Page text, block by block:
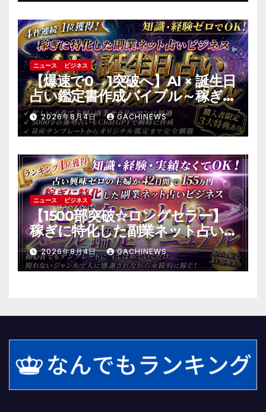
ニュース ビジネス
【爆速で0→1突破へ】AI × 誕生日
占い鑑定書作成バイブル～稼ぎ
に特化した副業ネット占いビジ
ネス
2026年8月4日 GACHINEWS
ニュース ビジネス
【1500部突破☆ロングセラー】
稼ぎに特化した副業ネット占い
のバイブル～逆算タロット占い
メール鑑定マニュアル～
2026年8月4日 GACHINEWS